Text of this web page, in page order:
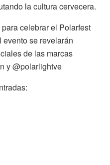
la cultura cervecera.
celebrarel Polarfest
se revelarán
de las marcas
y@polarlightve